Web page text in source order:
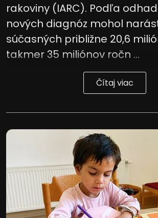
rakoviny (IARC). Podľa
nových diagnóz mohol
súčasných približne 20,6
takmer 35 miliónov ročn ...
Čítaj viac